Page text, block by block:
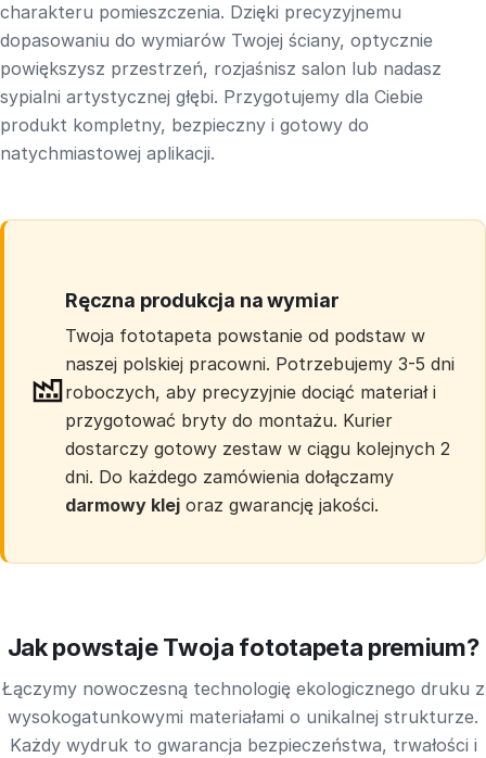
charakteru pomieszczenia. Dzięki precyzyjnemu
dopasowaniu do wymiarów Twojej ściany, optycznie
powiększysz przestrzeń, rozjaśnisz salon lub nadasz
sypialni artystycznej głębi. Przygotujemy dla Ciebie
produkt kompletny, bezpieczny i gotowy do
natychmiastowej aplikacji.
Ręczna produkcja na wymiar
Twoja fototapeta powstanie od podstaw w
naszej polskiej pracowni. Potrzebujemy 3-5 dni
roboczych, aby precyzyjnie dociąć materiał i
przygotować bryty do montażu. Kurier
dostarczy gotowy zestaw w ciągu kolejnych 2
dni. Do każdego zamówienia dołączamy
darmowy klej oraz gwarancję jakości.
Jak powstaje Twoja fototapeta premium?
Łączymy nowoczesną technologię ekologicznego druku z
wysokogatunkowymi materiałami o unikalnej strukturze.
Każdy wydruk to gwarancja bezpieczeństwa, trwałości i